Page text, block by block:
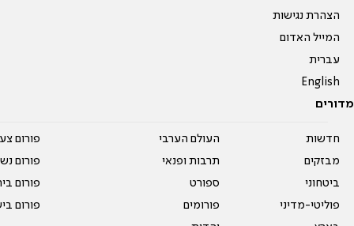
הצהרת נגישות
המייל האדום
עברית
English
מדורים
חדשות
מבזקים
ביטחוני
פוליטי-מדיני
העולם הערבי
תרבות ופנאי
ספורט
פורומים
פורום
פורום
פורום
פורום